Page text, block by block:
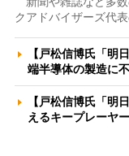
クアドバイザーズ代
【戸松信博氏「明
端半導体の製造に
【戸松信博氏「明
えるキープレー